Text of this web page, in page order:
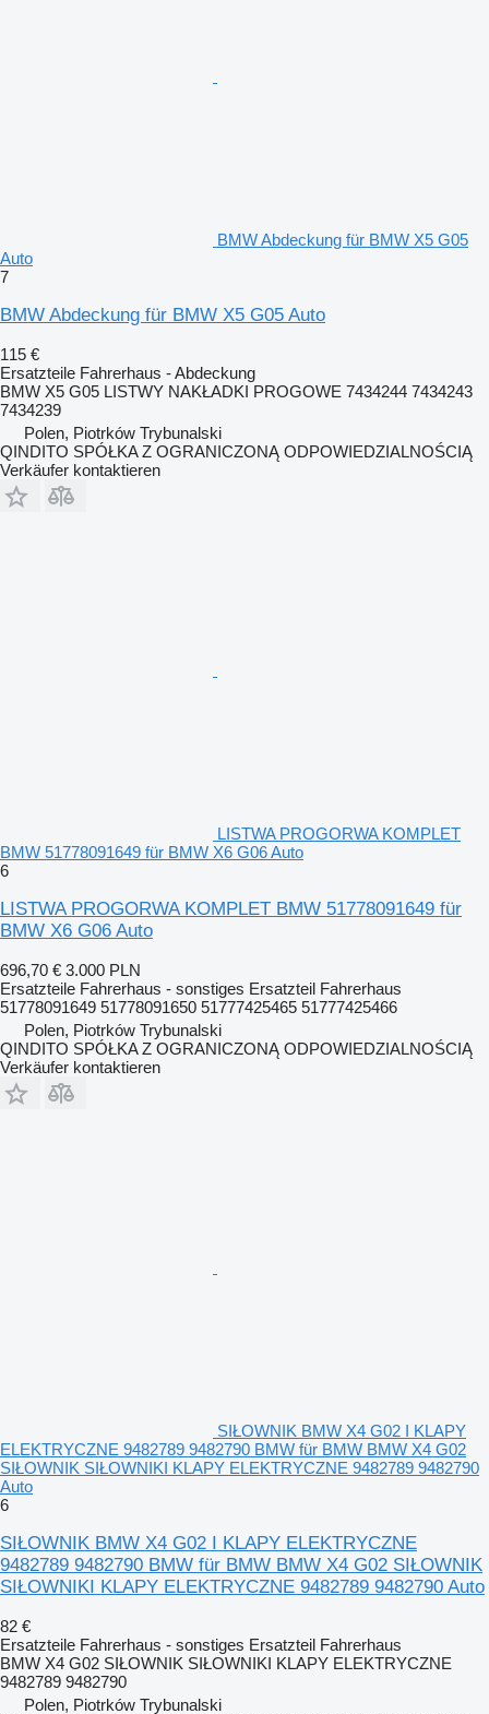
BMW Abdeckung für BMW X5 G05
Auto
7
BMW Abdeckung für BMW X5 G05 Auto
115 €
Ersatzteile Fahrerhaus - Abdeckung
BMW X5 G05 LISTWY NAKŁADKI PROGOWE 7434244 7434243
7434239
Polen, Piotrków Trybunalski
QINDITO SPÓŁKA Z OGRANICZONĄ ODPOWIEDZIALNOŚCIĄ
Verkäufer kontaktieren
LISTWA PROGORWA KOMPLET
BMW 51778091649 für BMW X6 G06 Auto
6
LISTWA PROGORWA KOMPLET BMW 51778091649 für
BMW X6 G06 Auto
696,70 € 3.000 PLN
Ersatzteile Fahrerhaus - sonstiges Ersatzteil Fahrerhaus
51778091649 51778091650 51777425465 51777425466
Polen, Piotrków Trybunalski
QINDITO SPÓŁKA Z OGRANICZONĄ ODPOWIEDZIALNOŚCIĄ
Verkäufer kontaktieren
SIŁOWNIK BMW X4 G02 I KLAPY
ELEKTRYCZNE 9482789 9482790 BMW für BMW BMW X4 G02
SIŁOWNIK SIŁOWNIKI KLAPY ELEKTRYCZNE 9482789 9482790
Auto
6
SIŁOWNIK BMW X4 G02 I KLAPY ELEKTRYCZNE
9482789 9482790 BMW für BMW BMW X4 G02 SIŁOWNIK
SIŁOWNIKI KLAPY ELEKTRYCZNE 9482789 9482790 Auto
82 €
Ersatzteile Fahrerhaus - sonstiges Ersatzteil Fahrerhaus
BMW X4 G02 SIŁOWNIK SIŁOWNIKI KLAPY ELEKTRYCZNE
9482789 9482790
Polen, Piotrków Trybunalski